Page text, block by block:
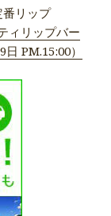
リップ
ィリップバー
PM.15:00）